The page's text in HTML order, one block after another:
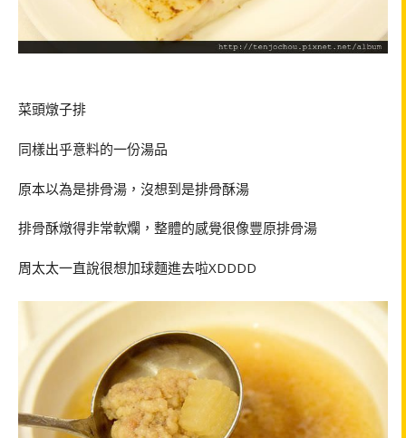
菜頭燉子排
同樣出乎意料的一份湯品
原本以為是排骨湯，沒想到是排骨酥湯
排骨酥燉得非常軟爛，整體的感覺很像豐原排骨湯
周太太一直說很想加球麵進去啦XDDDD